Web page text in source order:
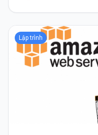
Lập trình